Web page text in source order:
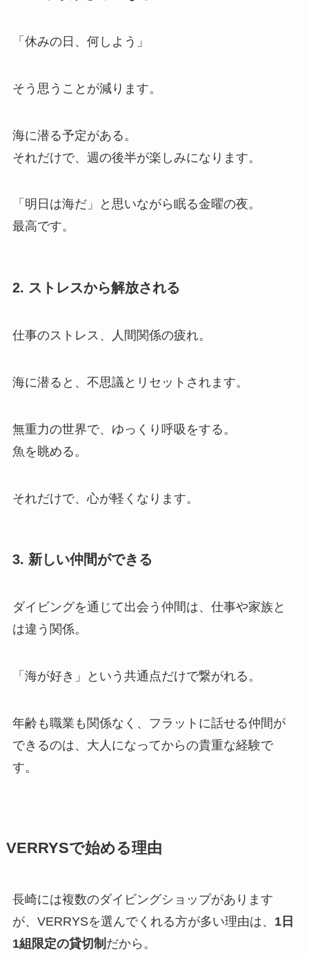
「休みの日、何しよう」
そう思うことが減ります。
海に潜る予定がある。
それだけで、週の後半が楽しみになります。
「明日は海だ」と思いながら眠る金曜の夜。
最高です。
2. ストレスから解放される
仕事のストレス、人間関係の疲れ。
海に潜ると、不思議とリセットされます。
無重力の世界で、ゆっくり呼吸をする。
魚を眺める。
それだけで、心が軽くなります。
3. 新しい仲間ができる
ダイビングを通じて出会う仲間は、仕事や家族と
は違う関係。
「海が好き」という共通点だけで繋がれる。
年齢も職業も関係なく、フラットに話せる仲間が
できるのは、大人になってからの貴重な経験で
す。
VERRYSで始める理由
長崎には複数のダイビングショップがあります
が、VERRYSを選んでくれる方が多い理由は、 1日
1組限定の貸切制 だから。